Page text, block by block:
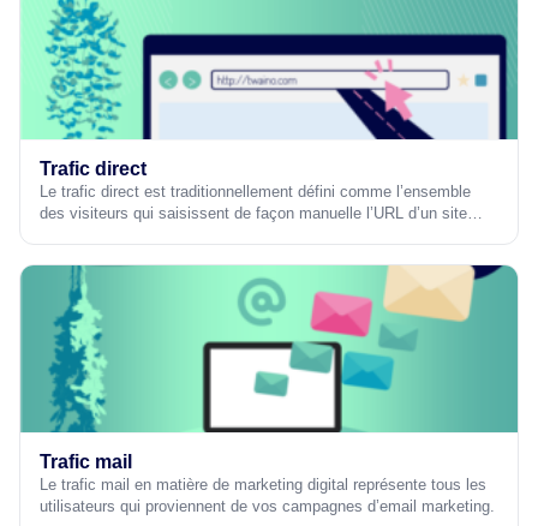
Trafic direct
Le trafic direct est traditionnellement défini comme l’ensemble
des visiteurs qui saisissent de façon manuelle l’URL d’un site…
Trafic mail
Le trafic mail en matière de marketing digital représente tous les
utilisateurs qui proviennent de vos campagnes d’email marketing.